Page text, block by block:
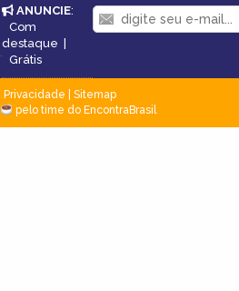
ANUNCIE:
Com
destaque |
Grátis
Privacidade
Sitemap
pelo time do EncontraBrasil